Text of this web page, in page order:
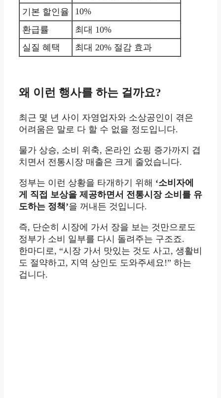
기본 할인율
10%
환급률
최대 10%
실질 혜택
최대 20% 절감 효과
왜 이런 행사를 하는 걸까요?
최근 몇 년 사이 자영업자와 소상공인이 겪은
어려움은 말로 다 할 수 없을 정도입니다.
물가 상승, 소비 위축, 온라인 쇼핑 증가까지 겹
치면서 전통시장 매출은 크게 줄었습니다.
정부는 이런 상황을 타개하기 위해 ‘소비자에
게 직접 보상을 제공하면서 전통시장 소비를 유
도하는 정책’을 꺼내든 것입니다.
즉, 단순히 시장에 가서 장을 보는 것만으로도
정부가 소비 일부를 다시 돌려주는 구조죠.
한마디로, “시장 가서 맛있는 것도 사고, 생활비
도 절약하고, 지역 상인도 도와주세요!” 하는
겁니다.